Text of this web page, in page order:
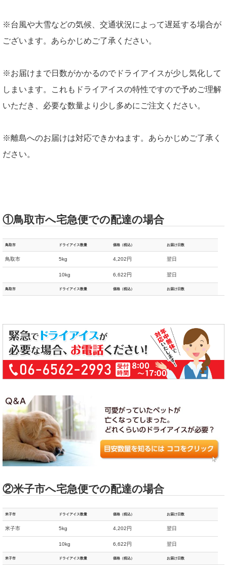
※台風や大雪などの気候、交通状況によって遅延する場合が
ございます。あらかじめご了承ください。
※お届けまで日数がかかるのでドライアイスが少し気化して
しまいます。これもドライアイスの特性ですので予めご理解
いただき、必要な数量より少し多めにご注文ください。
※離島へのお届けは対応できかねます。あらかじめご了承く
ださい。
①鳥取市へ宅急便での配達の場合
鳥取市 ドライアイス数量 価格（税込） お届け日数
鳥取市 5kg 4,202円 翌日
10kg 6,622円 翌日
鳥取市 ドライアイス数量 価格（税込） お届け日数
②米子市へ宅急便での配達の場合
米子市 ドライアイス数量 価格（税込） お届け日数
米子市 5kg 4,202円 翌日
10kg 6,622円 翌日
米子市 ドライアイス数量 価格（税込） お届け日数